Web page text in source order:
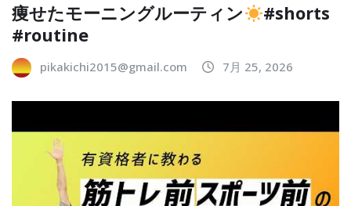
痩せたモーニングルーティン
#shorts
#routine
pikakichi2015@gmail.com 7月 25, 2026